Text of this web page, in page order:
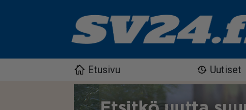
Etusivu Uutiset